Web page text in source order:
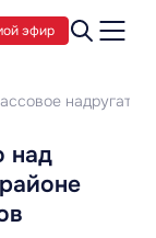
эфир
над